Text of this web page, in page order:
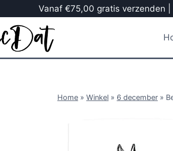
Vanaf €75,00 gratis verzenden
Home » Winkel » 6 december »